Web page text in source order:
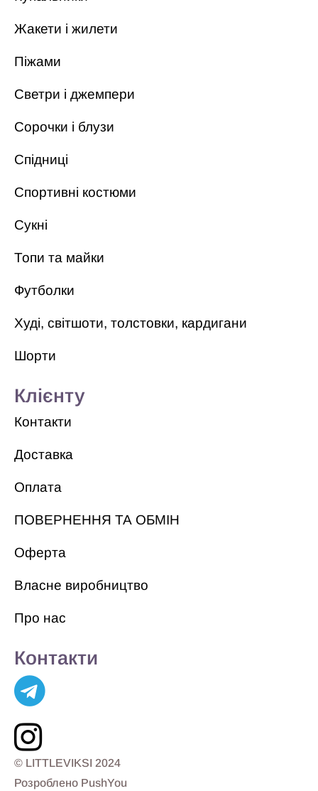
Жакети і жилети
Піжами
Светри і джемпери
Сорочки і блузи
Спідниці
Спортивні костюми
Сукні
Топи та майки
Футболки
Худі, світшоти, толстовки, кардигани
Шорти
Клієнту
Контакти
Доставка
Оплата
ПОВЕРНЕННЯ ТА ОБМІН
Оферта
Власне виробництво
Про нас
Контакти
© LITTLEVIKSI 2024
Розроблено PushYou